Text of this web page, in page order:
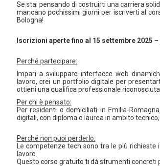
Se stai pensando di costruirti una carriera
mancano pochissimi giorni per iscriverti al
Bologna!
Iscrizioni aperte fino al 15 settembre 2025
Perché partecipare:
Impari a sviluppare interfacce web
lavoro, crei un portfolio digitale per
ottieni una qualifica professionale riconosciuta
Per chi è pensato:
Per residenti o domiciliati in Emilia-
digitali, con diploma o laurea in ambito
Perché non puoi perderlo:
Le competenze tech sono tra le più richieste
lavoro.
Questo corso gratuito ti dà strumenti concreti